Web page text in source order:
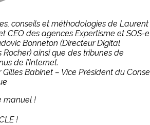
conseils et méthodologies de Laurent
CEO des agences Expertisme et SOS-
Bonneton (Directeur Digital
ainsi que des tribunes de
de l’Internet.
Babinet – Vice Président du
manuel !
!